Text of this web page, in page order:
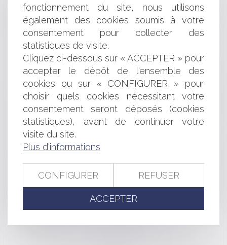
DÉLAI IMPARTI PAR LE JUGE POUR EFFECTUER DES
TRAVAUX DE MISE EN CONFORMITÉ
CONSTRUCTION: ABAISSEMENT DU SEUIL À PARTIR
DUQUEL IL FAUT PASSER PAR UN ARCHITECTE
DROIT DE RÉTRACTATION ET PROFESSIONNELS
PROTECTION DES CONSOMMATEURS CONTRE LES
CLAUSES ABUSIVES: UN AVIS DE LA COUR DE
CASSATION
AUTORISATIONS D'EXPLOITATIONS COMMERCIALES:
ALLONGEMENT DE LA DURÉE POUR LES GRANDES
SURFACES DE VENTE
MARCHÉS PUBLICS: LA FACTURE ÉLECTRONIQUE
BIENTÔT OBLIGATOIRE
LES RETARDS DE TRAINS TGV ET INTERCITÉS
DÉSORMAIS INDEMNISÉS À PARTIR DE 30 MINUTES DE
POINT DE DÉPART DU DÉLAI DE PRESCRIPTION DE
L'ACTION EN RECOUVREMENT D'UN PRÊT
PROFESSIONNEL
fonctionnement du site, nous utilisons
également des cookies soumis à votre
consentement pour collecter des
statistiques de visite.
Cliquez ci-dessous sur « ACCEPTER » pour
accepter le dépôt de l'ensemble des
cookies ou sur « CONFIGURER » pour
choisir quels cookies nécessitant votre
consentement seront déposés (cookies
statistiques), avant de continuer votre
visite du site.
Plus d'informations
CONFIGURER REFUSER
ACCEPTER